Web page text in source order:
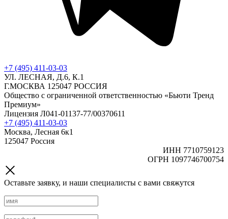
+7 (495) 411-03-03
УЛ. ЛЕСНАЯ, Д.6, К.1
Г.МОСКВА 125047 РОССИЯ
Общество с ограниченной ответственностью «Бьюти Тренд
Премиум»
Лицензия Л041-01137-77/00370611
+7 (495) 411-03-03
Москва, Лесная 6к1
125047 Россия
ИНН 7710759123
ОГРН 1097746700754
Оставьте заявку, и наши специалисты с вами свяжутся